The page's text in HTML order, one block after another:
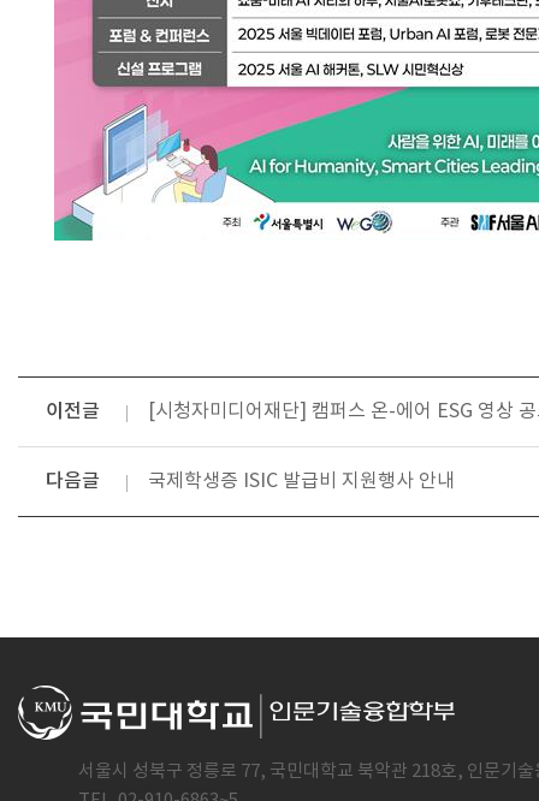
이전글 [시청자미디어재단] 캠퍼스 온-에어 ESG 영상
다음글 국제학생증 ISIC 발급비 지원행사 안내
서울시 성북구 정릉로 77, 국민대학교 북악관 218호, 인문기